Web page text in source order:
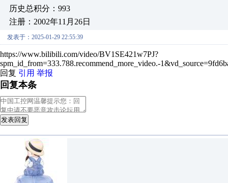
历史总积分：993
注册：2002年11月26日
发表于：2025-01-29 22:55:39
https://www.bilibili.com/video/BV1SE421w7PJ?
spm_id_from=333.788.recommend_more_video.-
回复 引用 举报
回复本条
发表回复